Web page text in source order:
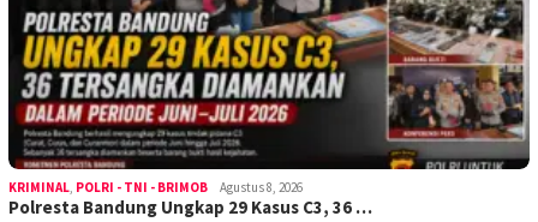
KRIMINAL, POLRI - TNI - BRIMOB Agustus 8, 2026
Polresta Bandung Ungkap 29 Kasus C3, 36 …